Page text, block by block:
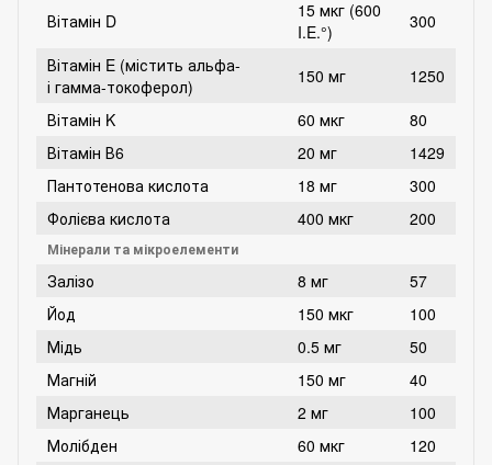
Вітамін D
15 мкг (600
I.E.°)
300
Вітамін E (містить альфа-
і гамма-токоферол)
150 мг
1250
Вітамін K
60 мкг
80
Вітамін В6
20 мг
1429
Пантотенова кислота
18 мг
300
Фолієва кислота
400 мкг 200
Мінерали та мікроелементи
Залізо 8 мг
57
Йод
150 мкг
100
Мідь
0.5 мг
50
Магній
150 мг
40
Марганець
2 мг
100
Молібден
60 мкг
120